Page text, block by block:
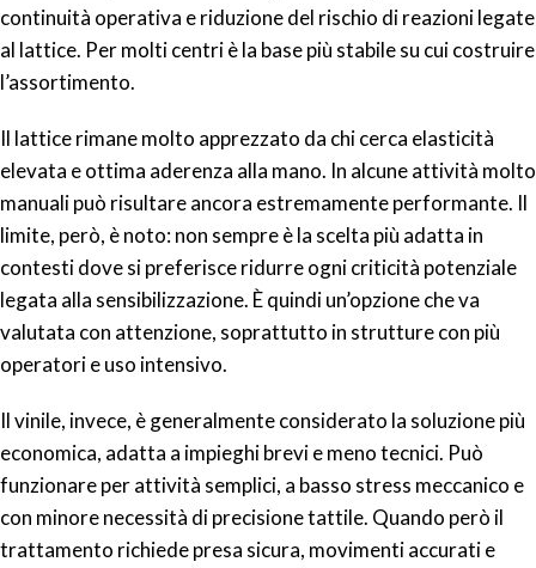
continuità operativa e riduzione del rischio di reazioni legate
al lattice. Per molti centri è la base più stabile su cui costruire
l’assortimento.
Il lattice rimane molto apprezzato da chi cerca elasticità
elevata e ottima aderenza alla mano. In alcune attività molto
manuali può risultare ancora estremamente performante. Il
limite, però, è noto: non sempre è la scelta più adatta in
contesti dove si preferisce ridurre ogni criticità potenziale
legata alla sensibilizzazione. È quindi un’opzione che va
valutata con attenzione, soprattutto in strutture con più
operatori e uso intensivo.
Il vinile, invece, è generalmente considerato la soluzione più
economica, adatta a impieghi brevi e meno tecnici. Può
funzionare per attività semplici, a basso stress meccanico e
con minore necessità di precisione tattile. Quando però il
trattamento richiede presa sicura, movimenti accurati e